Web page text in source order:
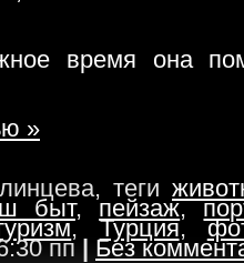
время она
»
теги
быт,пейзаж,
,Турция,
пп | Без